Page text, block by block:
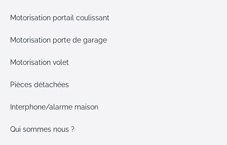
Motorisation portail coulissant
Motorisation porte de garage
Motorisation volet
Pièces détachées
Interphone/alarme maison
Qui sommes nous ?